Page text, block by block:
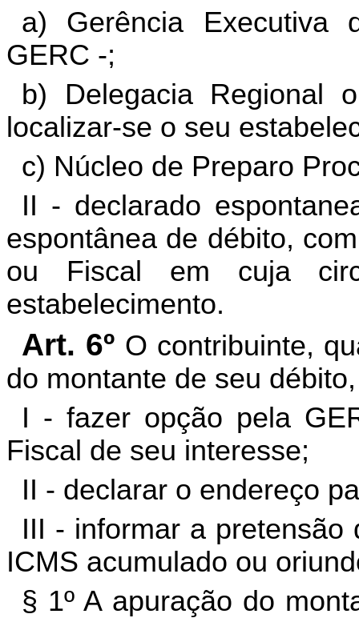
a) Gerência Executiva
GERC -;
b) Delegacia Regional
localizar-se o seu
c) Núcleo de Preparo
II - declarado
espontânea de débito,
ou Fiscal em cuja
estabelecimento.
Art. 6º O contribuinte,
do montante de seu
I - fazer opção pela
Fiscal de seu interesse;
II - declarar o endereço
III - informar a
ICMS acumulado ou
§ 1º A apuração do